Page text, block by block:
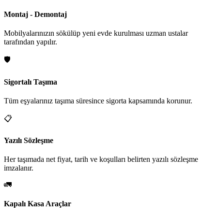
Montaj - Demontaj
Mobilyalarınızın sökülüp yeni evde kurulması uzman ustalar
tarafından yapılır.
🛡️
Sigortalı Taşıma
Tüm eşyalarınız taşıma süresince sigorta kapsamında korunur.
📋
Yazılı Sözleşme
Her taşımada net fiyat, tarih ve koşulları belirten yazılı sözleşme
imzalanır.
🚛
Kapalı Kasa Araçlar